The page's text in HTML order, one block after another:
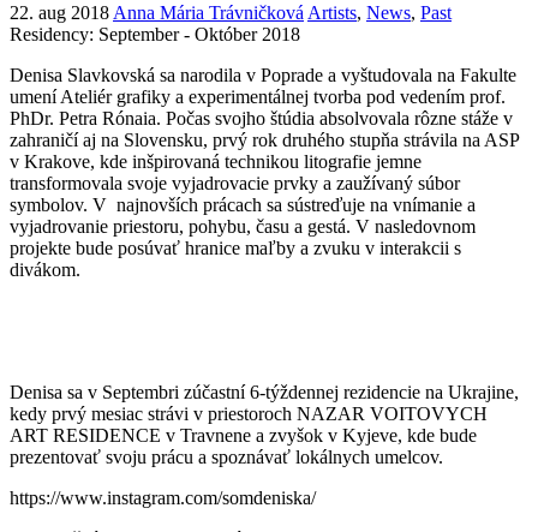
22. aug 2018 Anna Mária Trávničková Artists, News, Past
Residency: September - Október 2018
Denisa Slavkovská sa narodila v Poprade a vyštudovala na Fakulte
umení Ateliér grafiky a experimentálnej tvorba pod vedením prof.
PhDr. Petra Rónaia. Počas svojho štúdia absolvovala rôzne stáže v
zahraničí aj na Slovensku, prvý rok druhého stupňa strávila na ASP
v Krakove, kde inšpirovaná technikou litografie jemne
transformovala svoje vyjadrovacie prvky a zaužívaný súbor
symbolov. V najnovších prácach sa sústreďuje na vnímanie a
vyjadrovanie priestoru, pohybu, času a gestá. V nasledovnom
projekte bude posúvať hranice maľby a zvuku v interakcii s
divákom.
Denisa sa v Septembri zúčastní 6-týždennej rezidencie na Ukrajine,
kedy prvý mesiac strávi v priestoroch NAZAR VOITOVYCH
ART RESIDENCE v Travnene a zvyšok v Kyjeve, kde bude
prezentovať svoju prácu a spoznávať lokálnych umelcov.
https://www.instagram.com/somdeniska/